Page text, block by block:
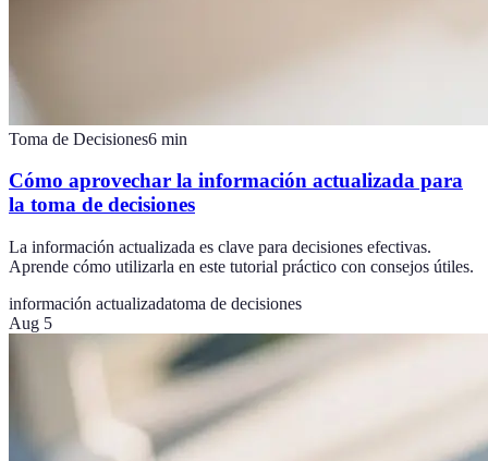
Toma de Decisiones6 min
Cómo aprovechar la información actualizada para
la toma de decisiones
La información actualizada es clave para decisiones efectivas.
Aprende cómo utilizarla en este tutorial práctico con consejos útiles.
información actualizadatoma de decisiones
Aug 5